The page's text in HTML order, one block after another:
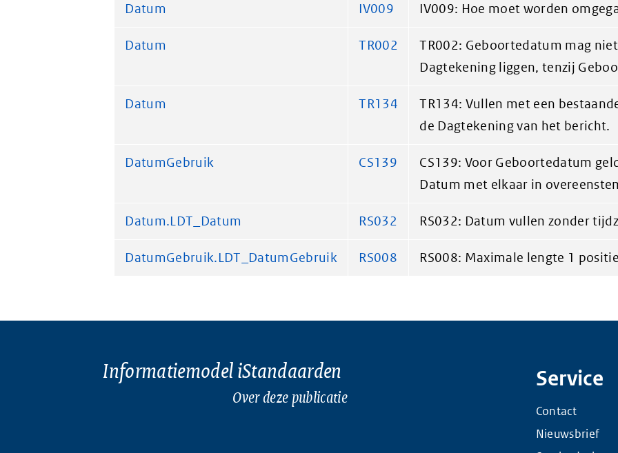
Datum IV009 IV009: Hoe moet worden
Datum TR002
TR002: Geboortedatum mag
Dagtekening liggen, tenzij
Datum TR134
TR134: Vullen met een
de Dagtekening van het bericht.
DatumGebruik CS139
CS139: Voor Geboortedatum
Datum met elkaar in
Datum.LDT_Datum RS032 RS032: Datum vullen zonder
DatumGebruik.LDT_DatumGebruik RS008 RS008: Maximale lengte 1
Informatiemodel iStandaarden
Over deze publicatie
Service
Contact
Nieuwsbrief